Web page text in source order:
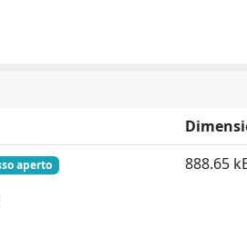
aperto 888.65